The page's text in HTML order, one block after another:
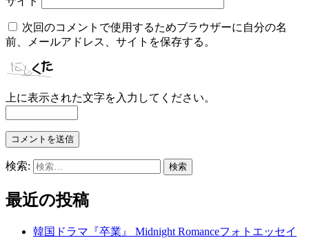
次回のコメントで使用するためブラウザーに自分の名
前、メールアドレス、サイトを保存する。
上に表示された文字を入力してください。
検索:
最近の投稿
韓国ドラマ『卒業』 Midnight Romanceフォトエッセイ